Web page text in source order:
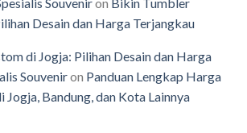
Souveniron Bikin Tumbler
Desain dan Harga Terjangkau
di Jogja: Pilihan Desain dan Harga
Souveniron Panduan Lengkap Harga
Jogja, Bandung, dan Kota Lainnya